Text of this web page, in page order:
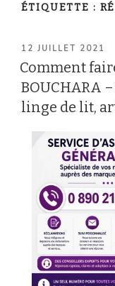
ÉTIQUETTE :
PUBLIÉ
LE
12 JUILLET 2021
Comment
BOUCHARA
linge de lit,